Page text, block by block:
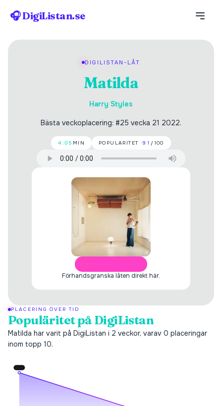
🎧 DigiListan.se
DIGILISTAN-LÅT
Matilda
Harry Styles
Bästa veckoplacering: #25 vecka 21 2022.
4:05 MIN POPULARITET ·91 /100
Förhandsgranska låten direkt här.
PLACERING ÖVER TID
Populäritet på DigiListan
Matilda har varit på DigiListan i 2 veckor, varav 0 placeringar
inom topp 10.
# 25